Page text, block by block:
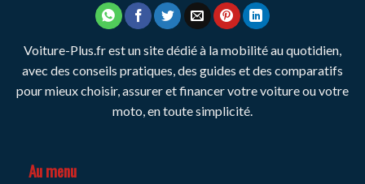
Voiture-Plus.fr est un site dédié à la mobilité au quotidien,
avec des conseils pratiques, des guides et des comparatifs
pour mieux choisir, assurer et financer votre voiture ou votre
moto, en toute simplicité.
Au menu